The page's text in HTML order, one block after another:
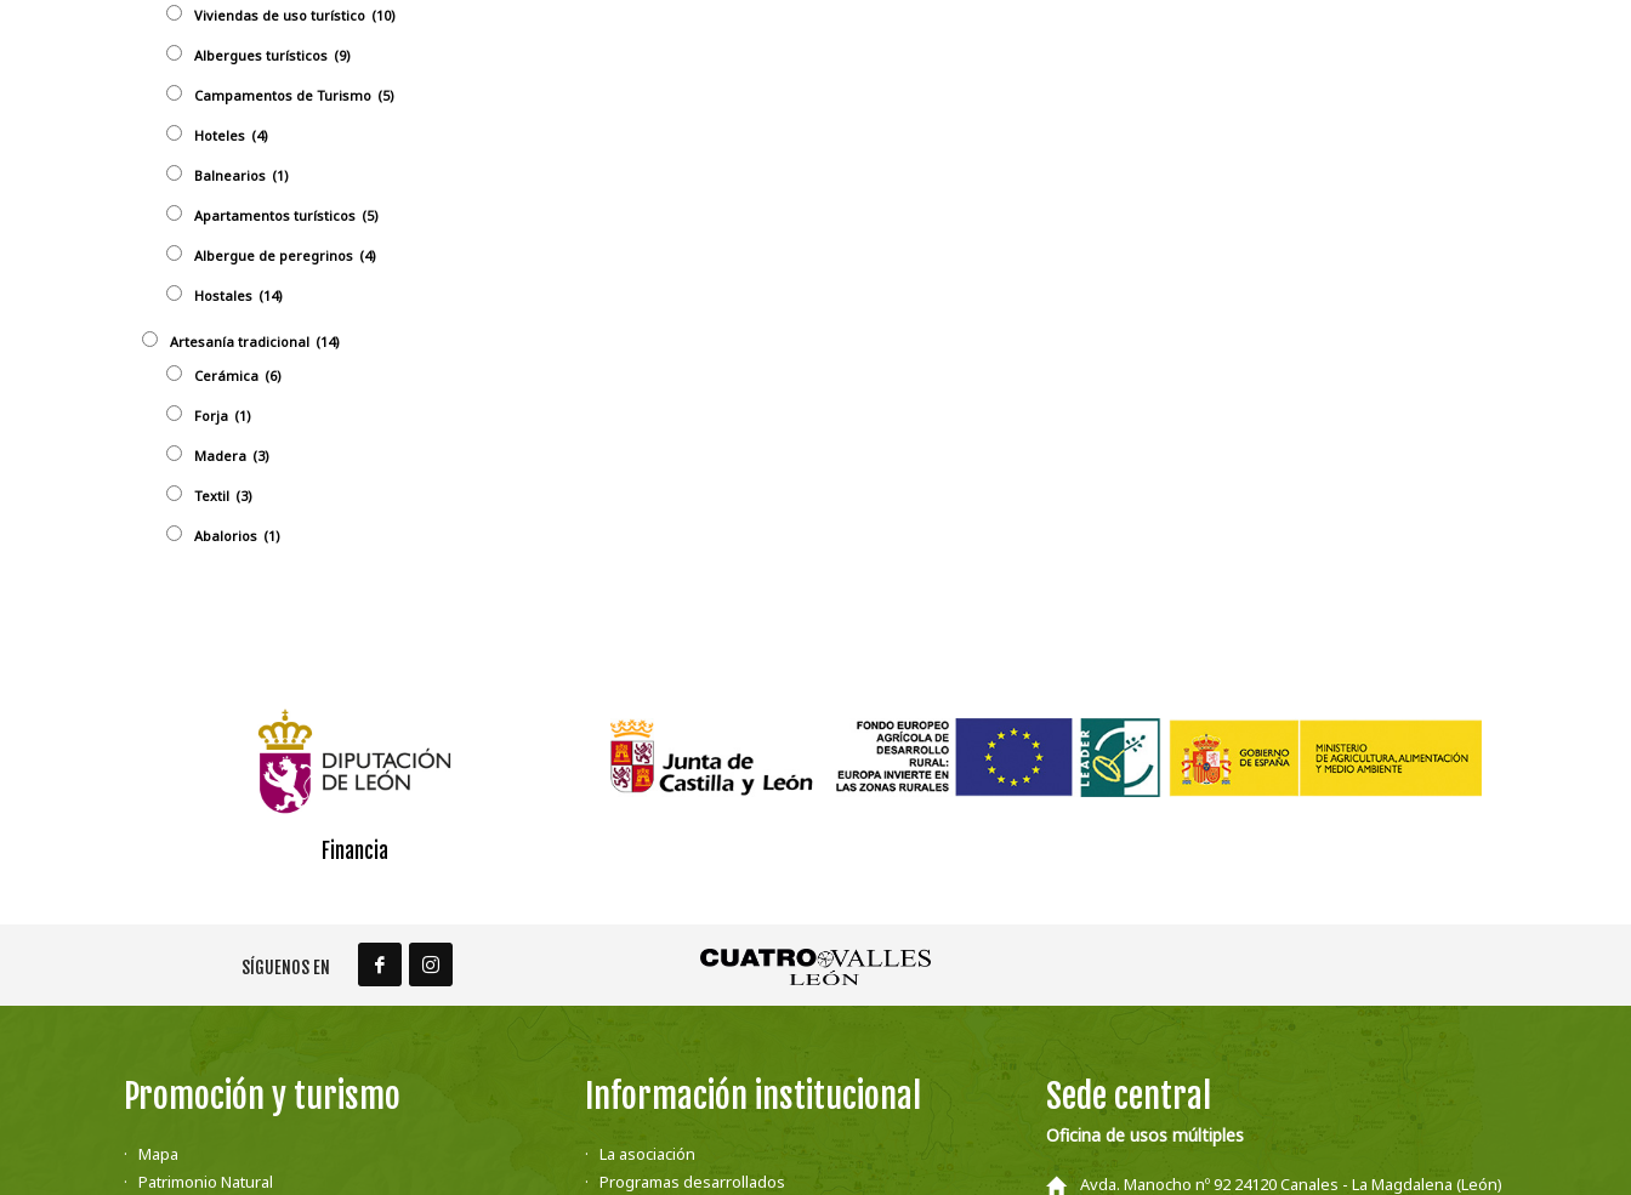
Viviendas de uso turístico (10)
Albergues turísticos (9)
Campamentos de Turismo (5)
Hoteles (4)
Balnearios (1)
Apartamentos turísticos (5)
Albergue de peregrinos (4)
Hostales (14)
Artesaní­a tradicional (14)
Cerámica (6)
Forja (1)
Madera (3)
Textil (3)
Abalorios (1)
Financia
SÍGUENOS EN
Promoción y turismo
Mapa
Patrimonio Natural
Información institucional
La asociación
Programas desarrollados
Sede central
Oficina de usos múltiples
Avda. Manocho nº 92 24120 Canales - La Magdalena (León)